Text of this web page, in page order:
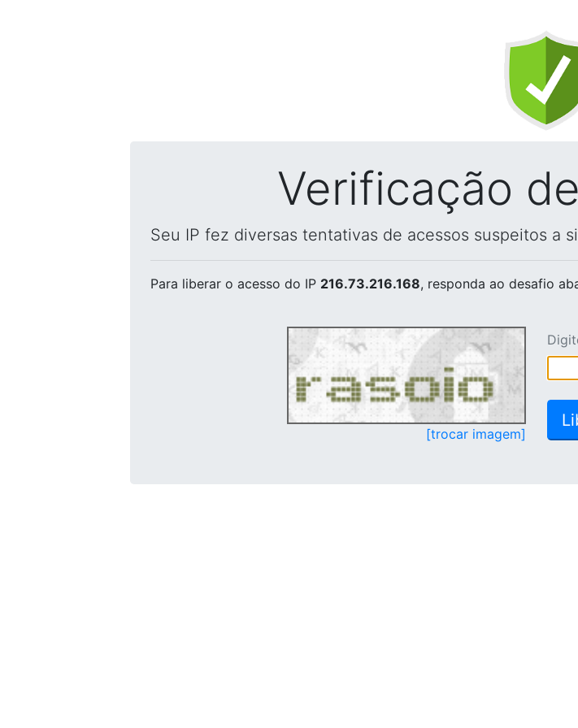
Verificação
Seu IP fez diversas tentativas de acessos suspeitos a
Para liberar o acesso do IP 216.73.216.168, responda ao desafio
[trocar imagem]